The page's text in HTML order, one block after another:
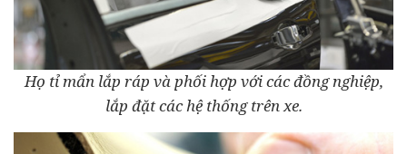
Họ tỉ mẩn lắp ráp và phối hợp với các đồng nghiệp,
lắp đặt các hệ thống trên xe.